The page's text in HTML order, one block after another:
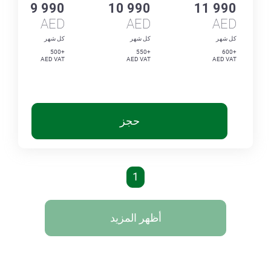
11 990
AED
كل شهر
+600
AED VAT
10 990
AED
كل شهر
+550
AED VAT
9 990
AED
كل شهر
+500
AED VAT
حجز
1
أظهر المزيد